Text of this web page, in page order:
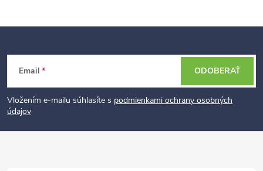
t
Email
Vložením e-mailu súhlasíte s podmienkami ochrany osobných
údajov
ODOBERAŤ